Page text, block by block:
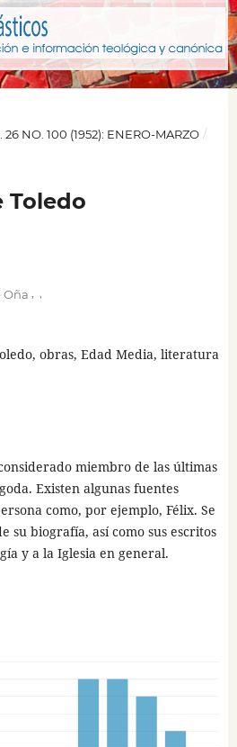
26 NO. 100 (1952): ENERO-MARZO /
Toledo
Oña
obras, Edad Media, literatura
miembro de las últimas
Existen algunas fuentes
como, por ejemplo, Félix. Se
su biografía, así como sus escritos
y a la Iglesia en general.